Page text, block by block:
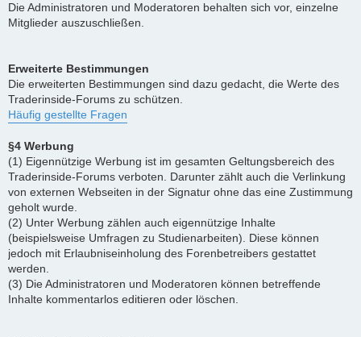
Die Administratoren und Moderatoren behalten sich vor, einzelne
Mitglieder auszuschließen.
Erweiterte Bestimmungen
Die erweiterten Bestimmungen sind dazu gedacht, die Werte des
Traderinside-Forums zu schützen.
Häufig gestellte Fragen
§4 Werbung
(1) Eigennützige Werbung ist im gesamten Geltungsbereich des
Traderinside-Forums verboten. Darunter zählt auch die Verlinkung
von externen Webseiten in der Signatur ohne das eine Zustimmung
geholt wurde.
(2) Unter Werbung zählen auch eigennützige Inhalte
(beispielsweise Umfragen zu Studienarbeiten). Diese können
jedoch mit Erlaubniseinholung des Forenbetreibers gestattet
werden.
(3) Die Administratoren und Moderatoren können betreffende
Inhalte kommentarlos editieren oder löschen.